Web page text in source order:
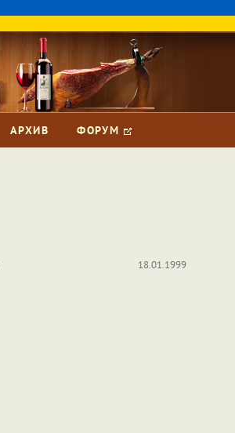
АРХИВ ФОРУМ
18.01.1999